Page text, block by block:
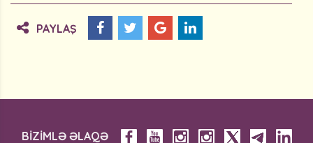
PAYLAŞ
BİZİMLƏ ƏLAQƏ